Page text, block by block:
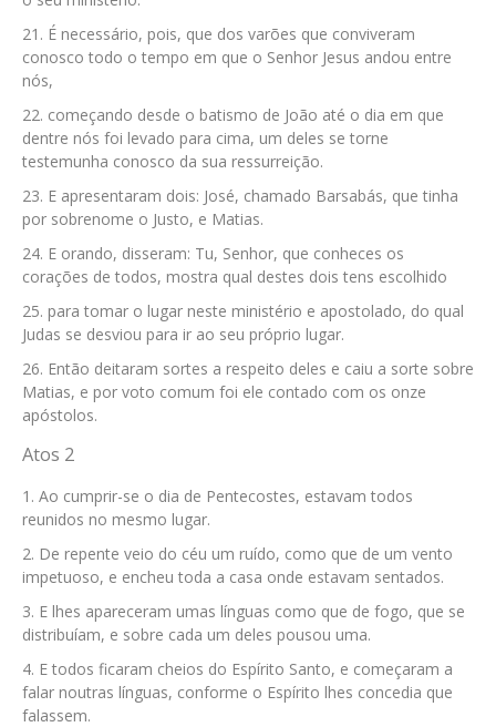
É necessário, pois, que dos varões que conviveram
conosco todo o tempo em que o Senhor Jesus andou entre
nós,
começando desde o batismo de João até o dia em que
dentre nós foi levado para cima, um deles se torne
testemunha conosco da sua ressurreição.
E apresentaram dois: José, chamado Barsabás, que tinha
por sobrenome o Justo, e Matias.
E orando, disseram: Tu, Senhor, que conheces os
corações de todos, mostra qual destes dois tens escolhido
para tomar o lugar neste ministério e apostolado, do qual
Judas se desviou para ir ao seu próprio lugar.
Então deitaram sortes a respeito deles e caiu a sorte sobre
Matias, e por voto comum foi ele contado com os onze
apóstolos.
Atos 2
Ao cumprir-se o dia de Pentecostes, estavam todos
reunidos no mesmo lugar.
De repente veio do céu um ruído, como que de um vento
impetuoso, e encheu toda a casa onde estavam sentados.
E lhes apareceram umas línguas como que de fogo, que se
distribuíam, e sobre cada um deles pousou uma.
E todos ficaram cheios do Espírito Santo, e começaram a
falar noutras línguas, conforme o Espírito lhes concedia que
falassem.